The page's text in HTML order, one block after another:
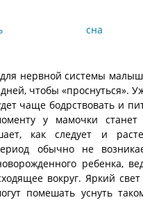
нервной системы
чтобы «проснуться».
чаще бодрствовать и
у мамочки
как следует и
обычно не
ребенка,
вокруг. Яркий
помешать уснуть